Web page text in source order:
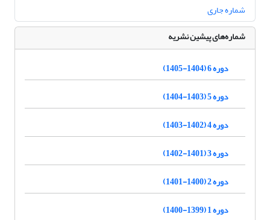
شماره جاری
شماره‌های پیشین نشریه
دوره 6 (1404-1405)
دوره 5 (1403-1404)
دوره 4 (1402-1403)
دوره 3 (1401-1402)
دوره 2 (1400-1401)
دوره 1 (1399-1400)